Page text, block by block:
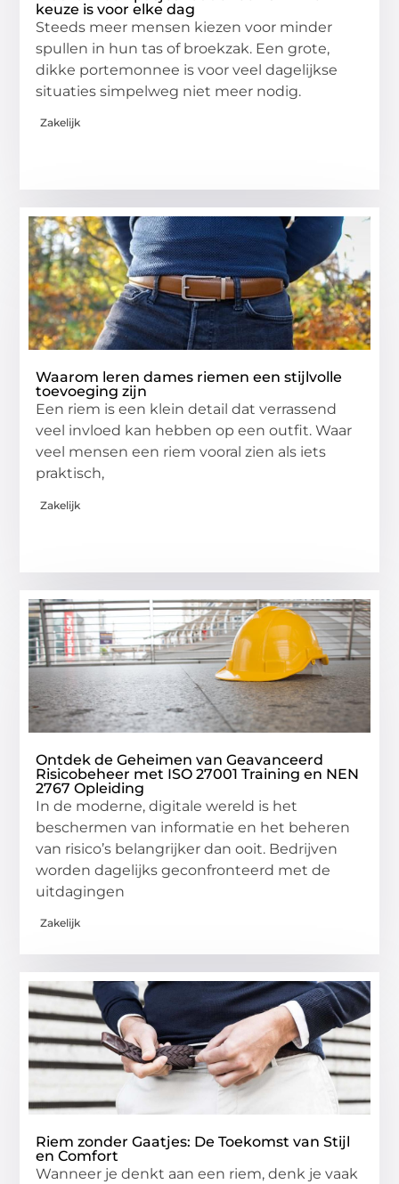
keuze is voor elke dag
Steeds meer mensen kiezen voor minder
spullen in hun tas of broekzak. Een grote,
dikke portemonnee is voor veel dagelijkse
situaties simpelweg niet meer nodig.
Zakelijk
Waarom leren dames riemen een stijlvolle
toevoeging zijn
Een riem is een klein detail dat verrassend
veel invloed kan hebben op een outfit. Waar
veel mensen een riem vooral zien als iets
praktisch,
Zakelijk
Ontdek de Geheimen van Geavanceerd
Risicobeheer met ISO 27001 Training en NEN
2767 Opleiding
In de moderne, digitale wereld is het
beschermen van informatie en het beheren
van risico’s belangrijker dan ooit. Bedrijven
worden dagelijks geconfronteerd met de
uitdagingen
Zakelijk
Riem zonder Gaatjes: De Toekomst van Stijl
en Comfort
Wanneer je denkt aan een riem, denk je vaak